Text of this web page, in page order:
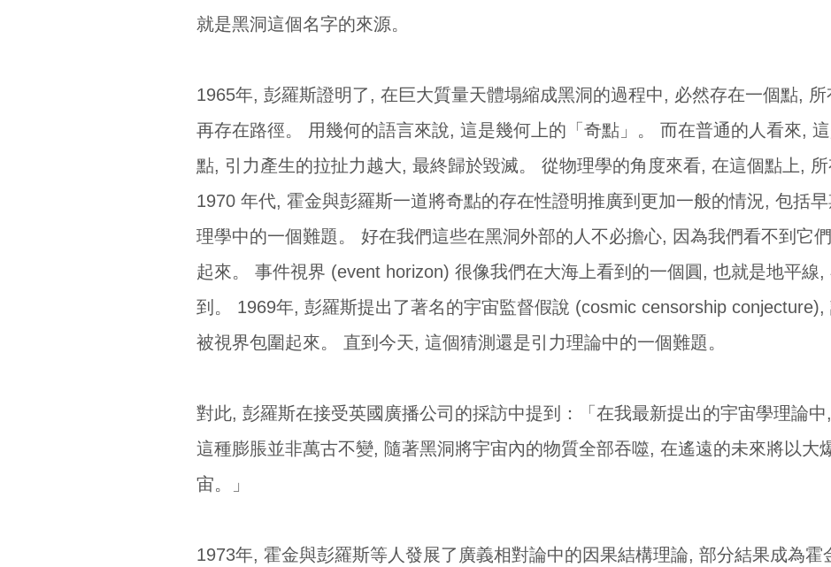
就是黑洞這個名字的來源。
1965年, 彭羅斯證明了, 在巨大質量天體塌縮成黑洞的過程中, 必然存在一個點,
再存在路徑。 用幾何的語言來說, 這是幾何上的「奇點」。 而在普通的人看來,
點, 引力產生的拉扯力越大, 最終歸於毀滅。 從物理學的角度來看, 在這個點上, 所
1970 年代, 霍金與彭羅斯一道將奇點的存在性證明推廣到更加一般的情況, 包括
理學中的一個難題。 好在我們這些在黑洞外部的人不必擔心, 因為我們看不到它
起來。 事件視界 (event horizon) 很像我們在大海上看到的一個圓, 也就是地平線
到。 1969年, 彭羅斯提出了著名的宇宙監督假說 (cosmic censorship
被視界包圍起來。 直到今天, 這個猜測還是引力理論中的一個難題。
對此, 彭羅斯在接受英國廣播公司的採訪中提到：「在我最新提出的宇宙學理論
這種膨脹並非萬古不變, 隨著黑洞將宇宙內的物質全部吞噬, 在遙遠的未來將以大
宙。」
1973年, 霍金與彭羅斯等人發展了廣義相對論中的因果結構理論, 部分結果成為霍